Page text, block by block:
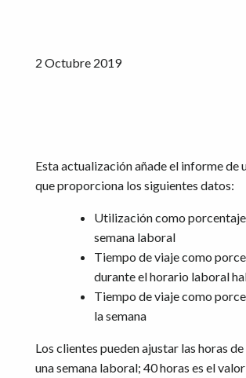
2 Octubre 2019
Esta actualización añade el informe de
que proporciona los siguientes datos:
Utilización como
semana laboral
Tiempo de viaje como
durante el horario laboral
Tiempo de viaje como
la semana
Los clientes pueden ajustar las horas
una semana laboral; 40 horas es el valor